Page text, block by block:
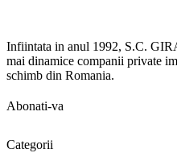
Infiintata in anul 1992, S.C.
mai dinamice companii private
schimb din Romania.
Abonati-va
Categorii